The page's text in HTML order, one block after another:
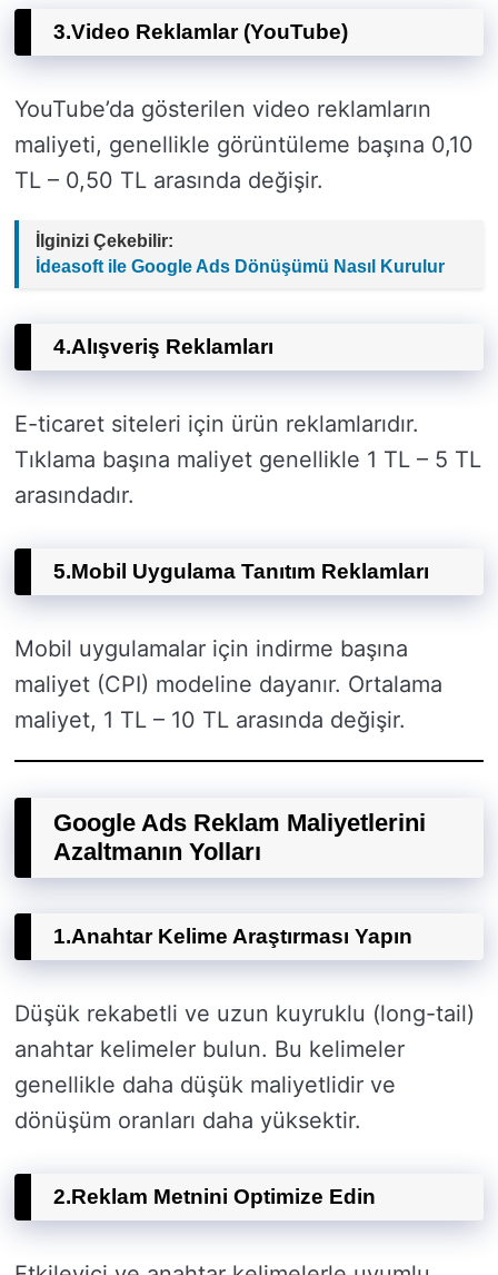
3.Video Reklamlar (YouTube)
YouTube’da gösterilen video reklamların
maliyeti, genellikle görüntüleme başına 0,10
TL – 0,50 TL arasında değişir.
İlginizi Çekebilir:
İdeasoft ile Google Ads Dönüşümü Nasıl Kurulur
4.Alışveriş Reklamları
E-ticaret siteleri için ürün reklamlarıdır.
Tıklama başına maliyet genellikle 1 TL – 5 TL
arasındadır.
5.Mobil Uygulama Tanıtım Reklamları
Mobil uygulamalar için indirme başına
maliyet (CPI) modeline dayanır. Ortalama
maliyet, 1 TL – 10 TL arasında değişir.
Google Ads Reklam Maliyetlerini
Azaltmanın Yolları
1.Anahtar Kelime Araştırması Yapın
Düşük rekabetli ve uzun kuyruklu (long-tail)
anahtar kelimeler bulun. Bu kelimeler
genellikle daha düşük maliyetlidir ve
dönüşüm oranları daha yüksektir.
2.Reklam Metnini Optimize Edin